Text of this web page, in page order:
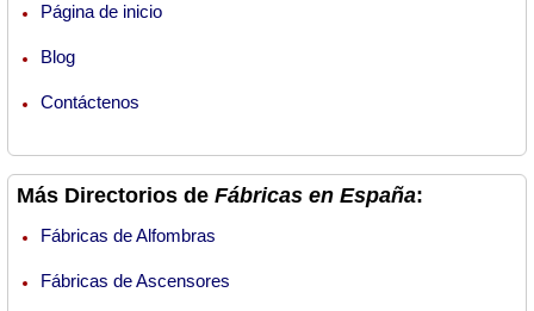
Página de inicio
Blog
Contáctenos
Más Directorios de Fábricas en España:
Fábricas de Alfombras
Fábricas de Ascensores